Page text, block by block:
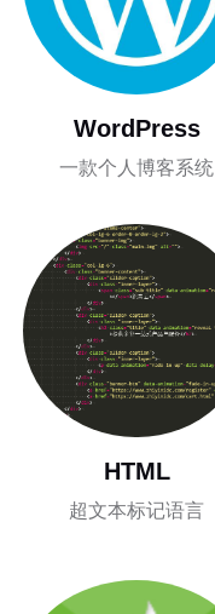
WordPress
一款个人博客系统
HTML
超文本标记语言